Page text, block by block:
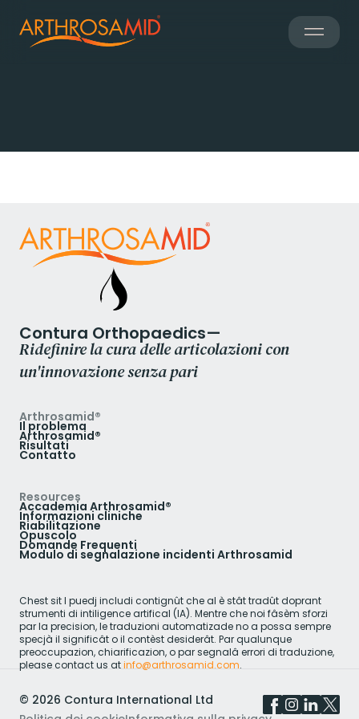
Contura Orthopaedics—
Ridefinire la cura delle articolazioni con
un'innovazione senza pari
Arthrosamid®
Il problema
Arthrosamid®
Risultati
Contatto
Resources
Accademia Arthrosamid®
Informazioni cliniche
Riabilitazione
Opuscolo
Domande Frequenti
Modulo di segnalazione incidenti Arthrosamid
Chest sit l puedj includi contignût che al è stât tradût doprant
strumenti di intiligence artifical (IA). Mentre che noi fâsèm sforzi
par la precision, le traduzioni automatizade no a possa sempre
specjà il significât o il contèst desiderât. Par qualunque
preoccupazion, chiarificazion, o par segnalâ errori di traduzione,
please contact us atinfo@arthrosamid.com.
© 2026 Contura International Ltd